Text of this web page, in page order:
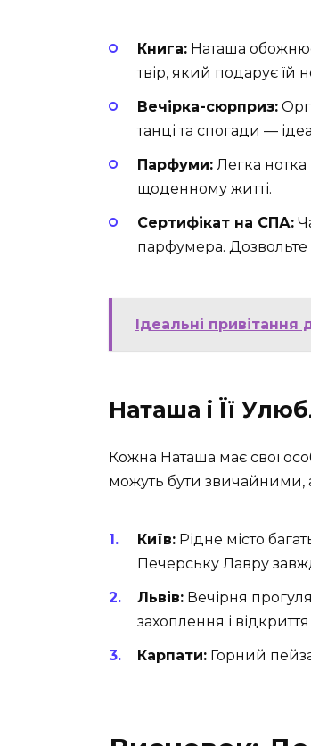
Книга: Наташа
твір, який подарує їй
Вечірка-сюрприз:
танці та спогади —
Парфуми: Легка нотка
щоденному житті.
Сертифікат на СПА:
парфумера.
Ідеальні привітання
Наташа і Її
Кожна Наташа має свої
можуть бути
Київ: Рідне місто
Печерську Лавру
Львів: Вечірня
захоплення і
Карпати: Горний